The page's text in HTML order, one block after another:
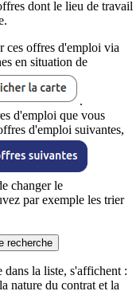
dont le lieu de travail
ces offres d'emploi via
en situation de
.
d'emploi que vous
d'emploi suivantes,
changer le
par exemple les trier
recherche
la liste, s'affichent :
nature du contrat et la